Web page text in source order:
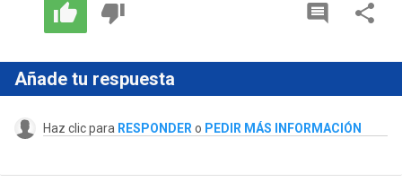
Añade tu respuesta
Haz clic para RESPONDER o PEDIR MÁS INFORMACIÓN